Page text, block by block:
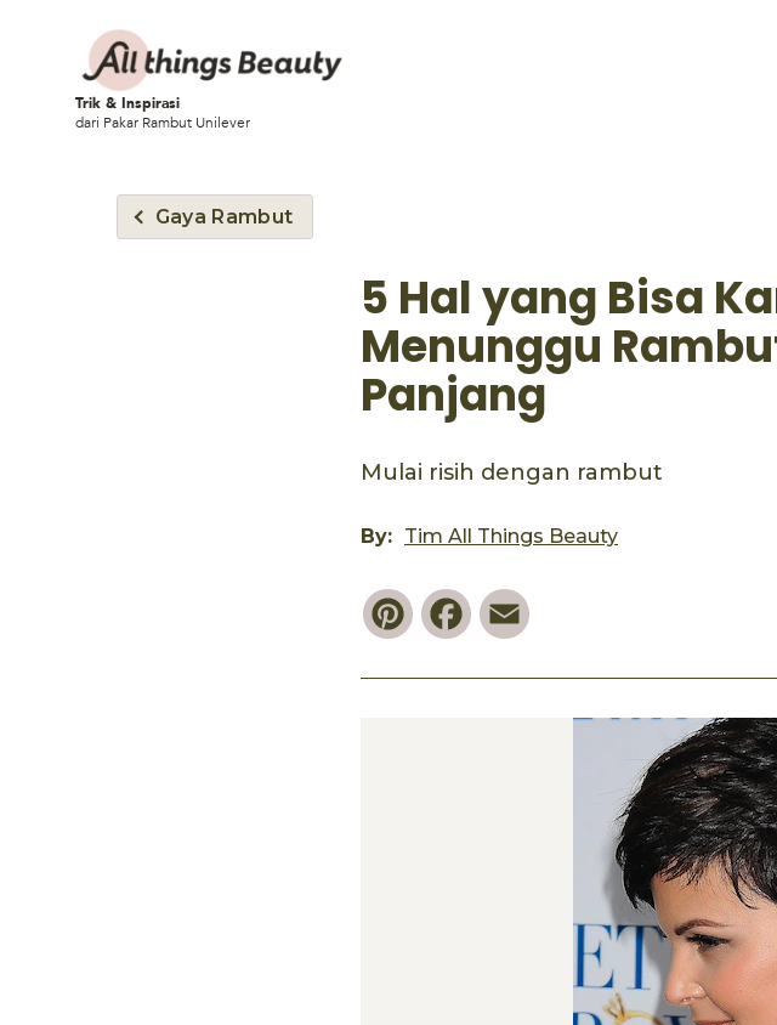
Trik & Inspirasi
dari Pakar Rambut Unilever
Gaya Rambut
5 Hal yang Bisa
Menunggu
Panjang
Mulai risih dengan rambut
By: Tim All Things Beauty
PinterestFacebook